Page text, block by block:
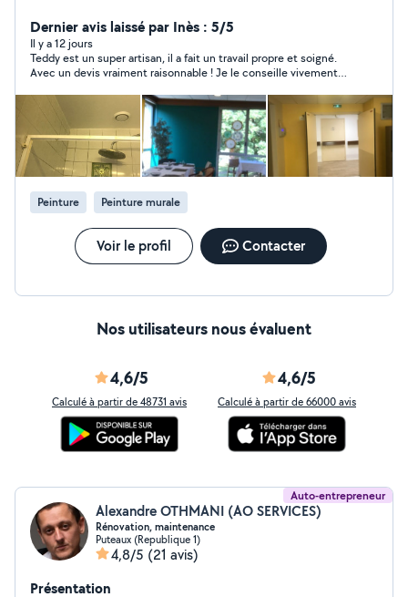
l'Essonne pour des chantiers propres et durables.
Dernier avis laissé par Inès : 5/5
Il y a 12 jours
Teddy est un super artisan, il a fait un travail propre et soigné.
Avec un devis vraiment raisonnable ! Je le conseille vivement. Il
Peinture Peinture murale
Voir le profil Contacter
Nos utilisateurs nous évaluent
4,6/5
Calculé à partir de 48731 avis
4,6/5
Calculé à partir de 66000 avis
Auto-entrepreneur
Alexandre OTHMANI (AO SERVICES)
Rénovation, maintenance
Puteaux (Republique 1)
4,8/5 (21 avis)
Présentation